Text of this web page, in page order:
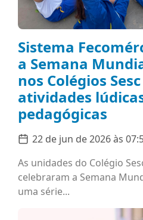
Sistema
a Semana
nos Colégios
atividades
pedagógicas
22 de jun de 2026 às
As unidades do Colégio
celebraram a Semana
uma série...